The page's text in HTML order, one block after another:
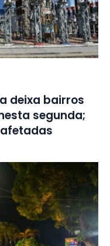
deixa bairros
segunda;